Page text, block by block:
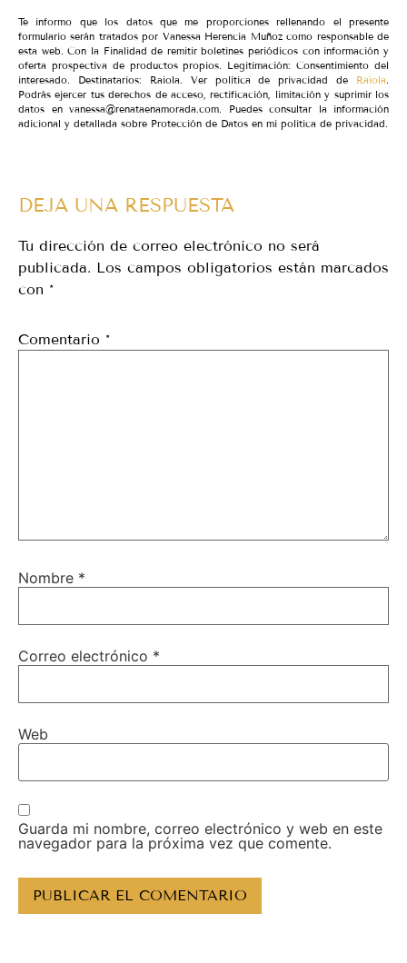
Te informo que los datos que me proporciones rellenando el presente
formulario serán tratados por Vanessa Herencia Muñoz como responsable de
esta web. Con la Finalidad de remitir boletines periódicos con información y
oferta prospectiva de productos propios. Legitimación: Consentimiento del
interesado. Destinatarios: Raiola. Ver política de privacidad de Raiola.
Podrás ejercer tus derechos de acceso, rectificación, limitación y suprimir los
datos en vanessa@renataenamorada.com. Puedes consultar la información
adicional y detallada sobre Protección de Datos en mi política de privacidad.
DEJA UNA RESPUESTA
Tu dirección de correo electrónico no será
publicada. Los campos obligatorios están marcados
con *
Comentario *
Nombre *
Correo electrónico *
Web
Guarda mi nombre, correo electrónico y web en este
navegador para la próxima vez que comente.